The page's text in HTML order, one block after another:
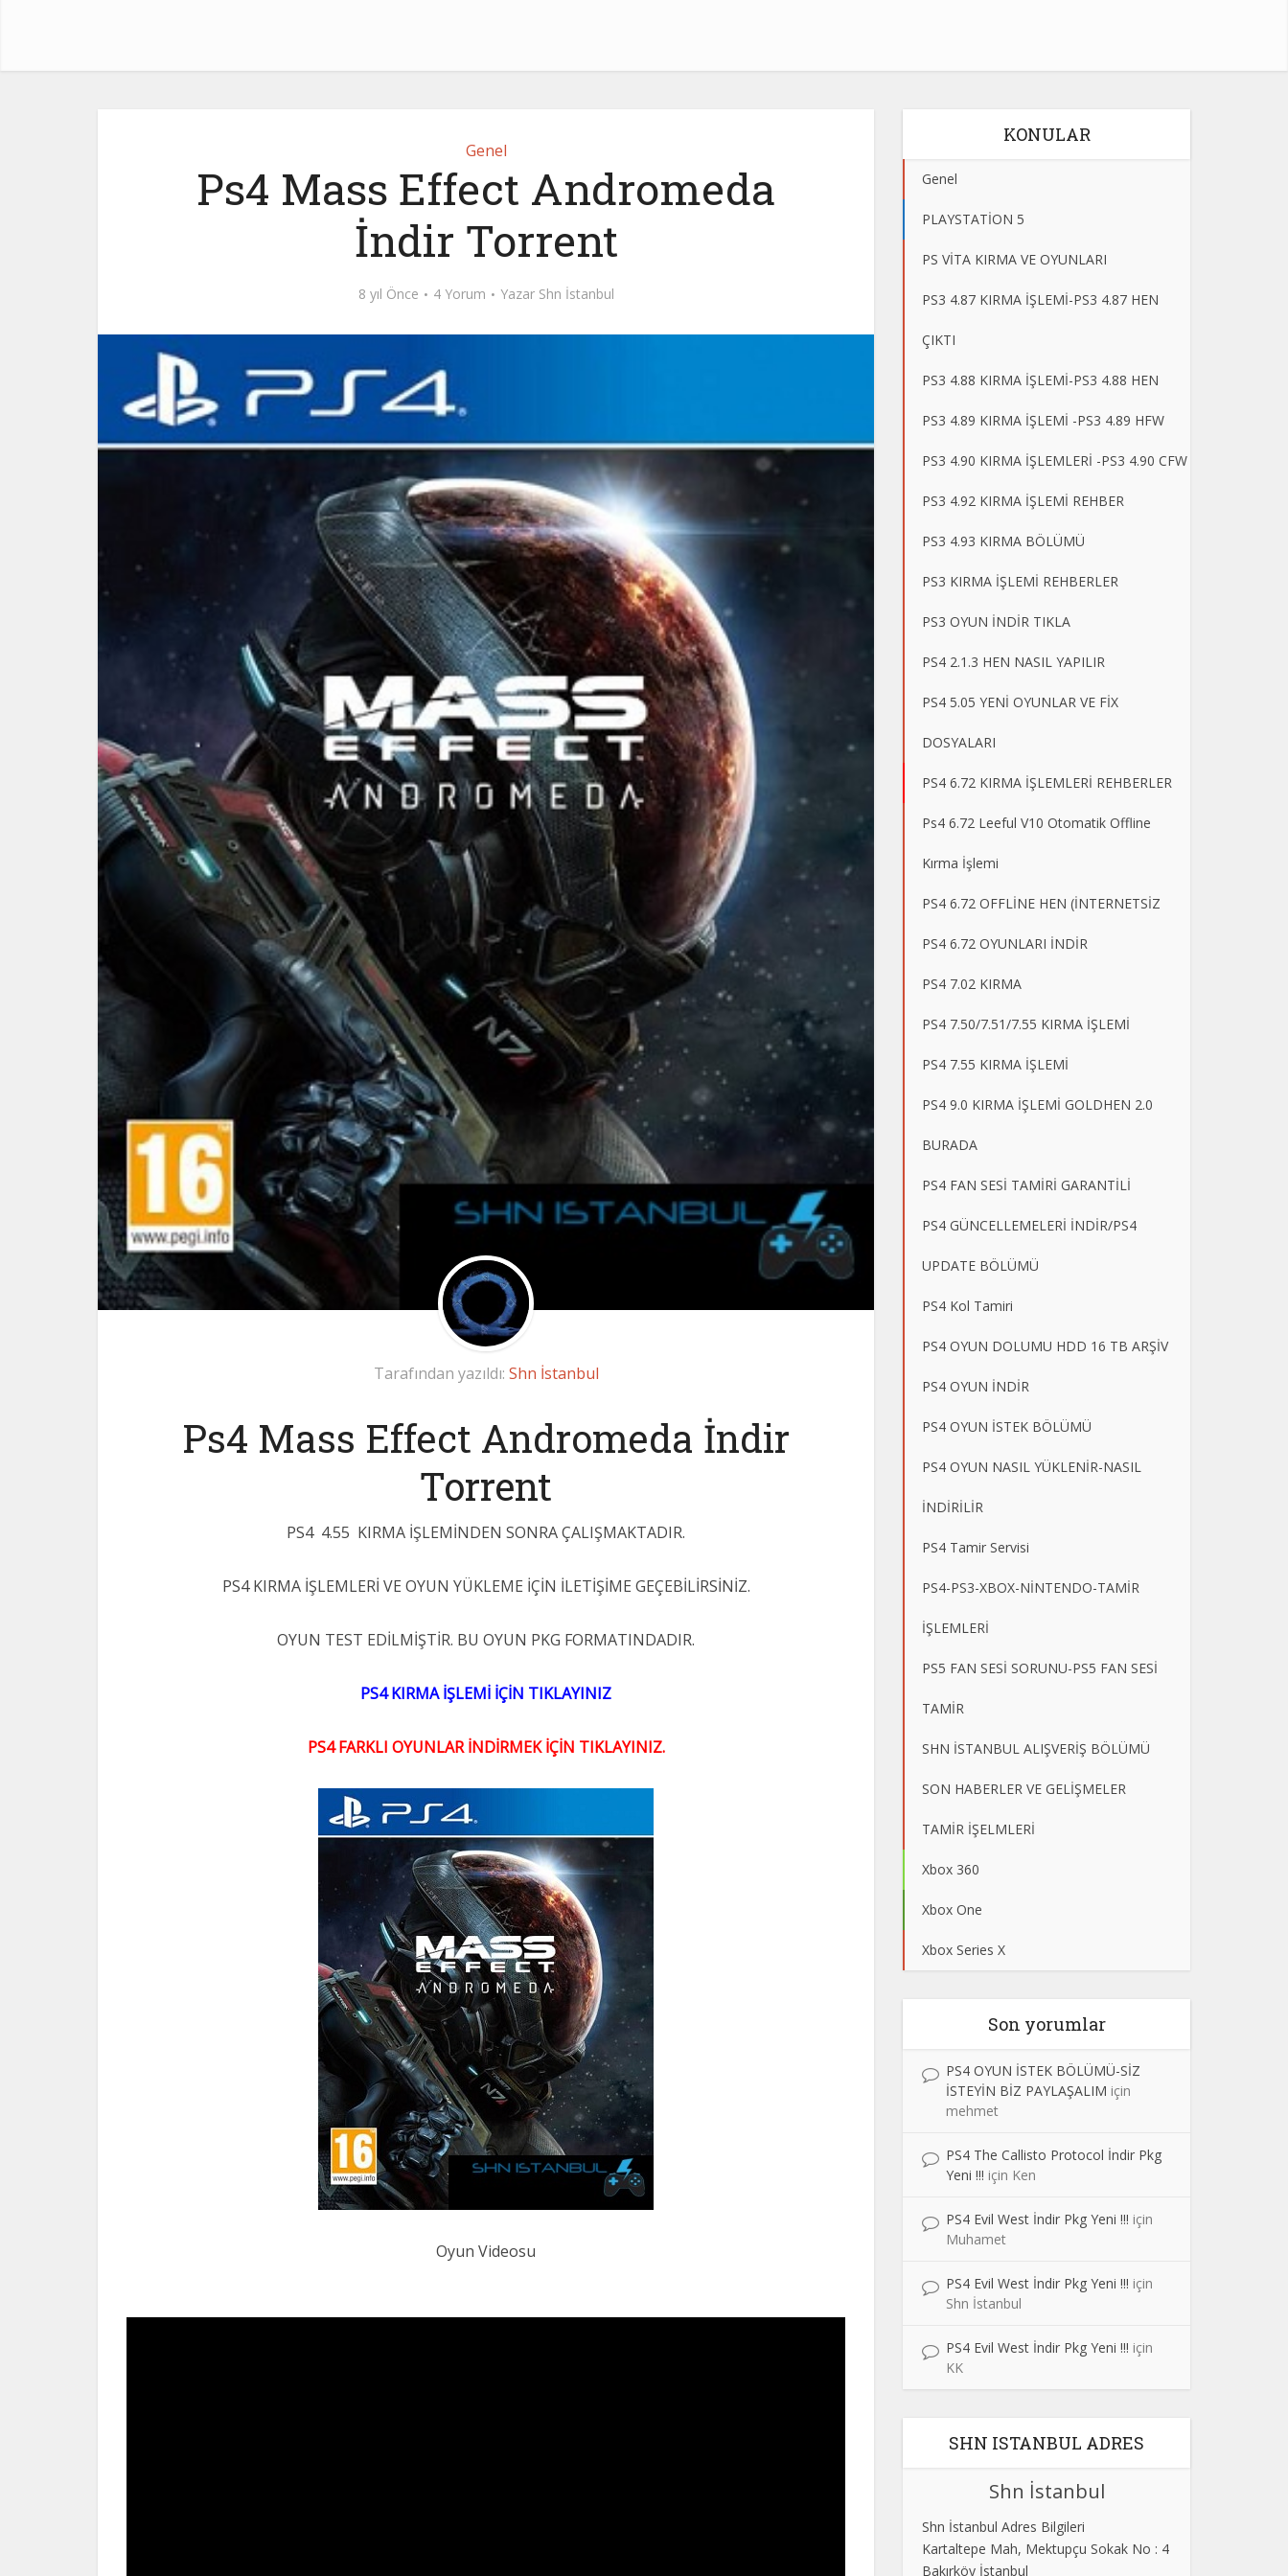
Genel
Ps4 Mass Effect Andromeda
İndir Torrent
8 yıl Önce 4 Yorum Yazar Shn İstanbul
Tarafından yazıldı: Shn İstanbul
Ps4 Mass Effect Andromeda İndir
Torrent
PS4 4.55 KIRMA İŞLEMİNDEN SONRA ÇALIŞMAKTADIR.
PS4 KIRMA İŞLEMLERİ VE OYUN YÜKLEME İÇİN İLETİŞİME GEÇEBİLİRSİNİZ.
OYUN TEST EDİLMİŞTİR. BU OYUN PKG FORMATINDADIR.
PS4 KIRMA İŞLEMİ İÇİN TIKLAYINIZ
PS4 FARKLI OYUNLAR İNDİRMEK İÇİN TIKLAYINIZ.
Oyun Videosu
KONULAR
Genel
PLAYSTATİON 5
PS VİTA KIRMA VE OYUNLARI
PS3 4.87 KIRMA İŞLEMİ-PS3 4.87 HEN
ÇIKTI
PS3 4.88 KIRMA İŞLEMİ-PS3 4.88 HEN
PS3 4.89 KIRMA İŞLEMİ -PS3 4.89 HFW
PS3 4.90 KIRMA İŞLEMLERİ -PS3 4.90 CFW
PS3 4.92 KIRMA İŞLEMİ REHBER
PS3 4.93 KIRMA BÖLÜMÜ
PS3 KIRMA İŞLEMİ REHBERLER
PS3 OYUN İNDİR TIKLA
PS4 2.1.3 HEN NASIL YAPILIR
PS4 5.05 YENİ OYUNLAR VE FİX
DOSYALARI
PS4 6.72 KIRMA İŞLEMLERİ REHBERLER
Ps4 6.72 Leeful V10 Otomatik Offline
Kırma İşlemi
PS4 6.72 OFFLİNE HEN (İNTERNETSİZ
PS4 6.72 OYUNLARI İNDİR
PS4 7.02 KIRMA
PS4 7.50/7.51/7.55 KIRMA İŞLEMİ
PS4 7.55 KIRMA İŞLEMİ
PS4 9.0 KIRMA İŞLEMİ GOLDHEN 2.0
BURADA
PS4 FAN SESİ TAMİRİ GARANTİLİ
PS4 GÜNCELLEMELERİ İNDİR/PS4
UPDATE BÖLÜMÜ
PS4 Kol Tamiri
PS4 OYUN DOLUMU HDD 16 TB ARŞİV
PS4 OYUN İNDİR
PS4 OYUN İSTEK BÖLÜMÜ
PS4 OYUN NASIL YÜKLENİR-NASIL
İNDİRİLİR
PS4 Tamir Servisi
PS4-PS3-XBOX-NİNTENDO-TAMİR
İŞLEMLERİ
PS5 FAN SESİ SORUNU-PS5 FAN SESİ
TAMİR
SHN İSTANBUL ALIŞVERİŞ BÖLÜMÜ
SON HABERLER VE GELİŞMELER
TAMİR İŞELMLERİ
Xbox 360
Xbox One
Xbox Series X
Son yorumlar
PS4 OYUN İSTEK BÖLÜMÜ-SİZ
İSTEYİN BİZ PAYLAŞALIM için
mehmet
PS4 The Callisto Protocol İndir Pkg
Yeni !!! için Ken
PS4 Evil West İndir Pkg Yeni !!! için
Muhamet
PS4 Evil West İndir Pkg Yeni !!! için
Shn İstanbul
PS4 Evil West İndir Pkg Yeni !!! için
KK
SHN ISTANBUL ADRES
Shn İstanbul
Shn İstanbul Adres Bilgileri
Kartaltepe Mah, Mektupçu Sokak No : 4
Bakırköy İstanbul